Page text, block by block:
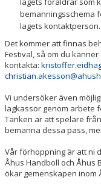
bemanningsschema
lagets kontaktperson.
Det kommer att finnas
Festival, så om du
kontakta:
Vi undersöker även
lagkassor genom arbete
Tanken är att spelare
bemanna dessa pass,
Vår förhoppning är att ni
Åhus Handboll och Åhus
ökar gemenskapen inom